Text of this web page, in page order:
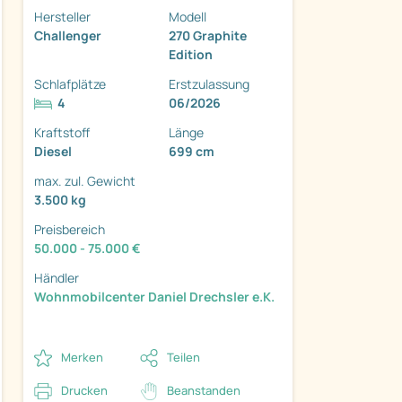
Hersteller
Challenger
Modell
270 Graphite
Edition
Schlafplätze
4
Erstzulassung
06/2026
Kraftstoff
Diesel
Länge
699 cm
max. zul. Gewicht
3.500 kg
Preisbereich
50.000 - 75.000 €
Händler
Wohnmobilcenter Daniel Drechsler e.K.
Merken Teilen
Drucken Beanstanden